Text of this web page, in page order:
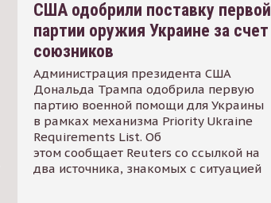
США одобрили поставку первой
партии оружия Украине за счет
союзников
Администрация президента США
Дональда Трампа одобрила первую
партию военной помощи для Украины
в рамках механизма Priority Ukraine
Requirements List. Об
этом сообщает Reuters со ссылкой на
два источника, знакомых с ситуацией